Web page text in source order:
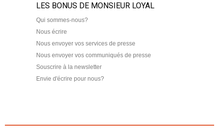
LES BONUS DE MONSIEUR LOYAL
Qui sommes-nous?
Nous écrire
Nous envoyer vos services de presse
Nous envoyer vos communiqués de presse
Souscrire à la newsletter
Envie d'écrire pour nous?